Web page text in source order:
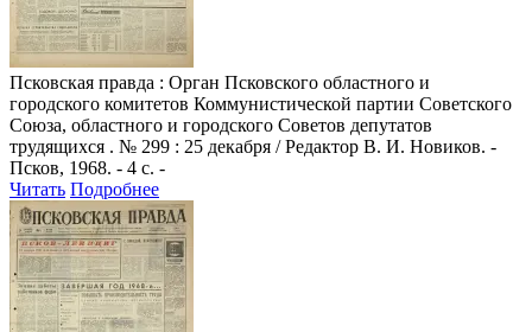
Псковская правда : Орган Псковского областного и
городского комитетов Коммунистической партии Советского
Союза, областного и городского Советов депутатов
трудящихся . № 299 : 25 декабря / Редактор В. И. Новиков. -
Псков, 1968. - 4 с. -
Читать Подробнее